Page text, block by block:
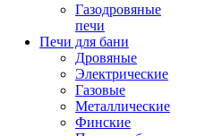
Газодровяные
печи
Печи для бани
Дровяные
Электрические
Газовые
Металлические
Финские